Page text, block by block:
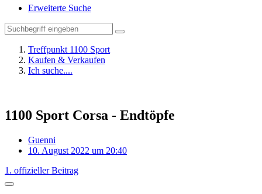
Erweiterte Suche
Treffpunkt 1100 Sport
Kaufen & Verkaufen
Ich suche....
1100 Sport Corsa - Endtöpfe
Guenni
10. August 2022 um 20:40
1. offizieller Beitrag